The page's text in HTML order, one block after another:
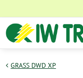
GRASS DWD XP